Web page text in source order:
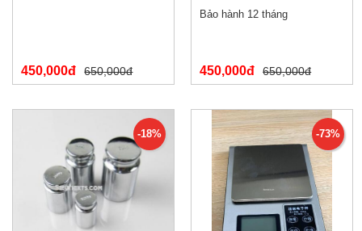
450,000đ 650,000đ
Bảo hành 12 tháng
450,000đ 650,000đ
-18% -73%